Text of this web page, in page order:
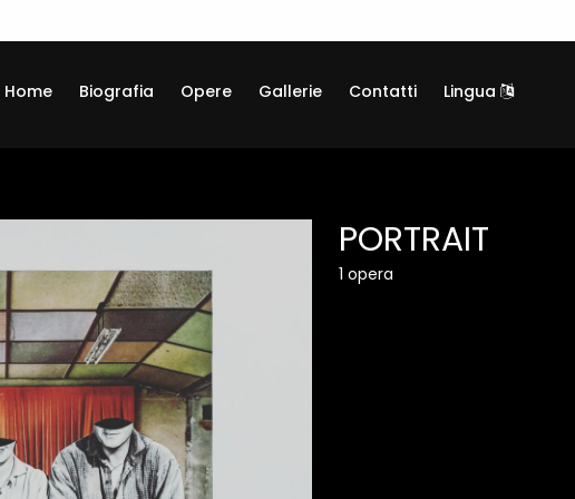
Home Biografia Opere Gallerie Contatti Lingua
PORTRAIT
1 opera